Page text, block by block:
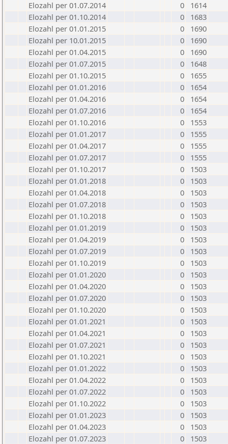
Elozahl per 01.07.2014
0
1614
Elozahl per 01.10.2014
0
1683
Elozahl per 01.01.2015
0
1690
Elozahl per 10.01.2015
0
1690
Elozahl per 01.04.2015
0
1690
Elozahl per 01.07.2015
0
1648
Elozahl per 01.10.2015
0
1655
Elozahl per 01.01.2016
0
1654
Elozahl per 01.04.2016
0
1654
Elozahl per 01.07.2016
0
1654
Elozahl per 01.10.2016
0
1553
Elozahl per 01.01.2017
0
1555
Elozahl per 01.04.2017
0
1555
Elozahl per 01.07.2017
0
1555
Elozahl per 01.10.2017
0
1503
Elozahl per 01.01.2018
0
1503
Elozahl per 01.04.2018
0
1503
Elozahl per 01.07.2018
0
1503
Elozahl per 01.10.2018
0
1503
Elozahl per 01.01.2019
0
1503
Elozahl per 01.04.2019
0
1503
Elozahl per 01.07.2019
0
1503
Elozahl per 01.10.2019
0
1503
Elozahl per 01.01.2020
0
1503
Elozahl per 01.04.2020
0
1503
Elozahl per 01.07.2020
0
1503
Elozahl per 01.10.2020
0
1503
Elozahl per 01.01.2021
0
1503
Elozahl per 01.04.2021
0
1503
Elozahl per 01.07.2021
0
1503
Elozahl per 01.10.2021
0
1503
Elozahl per 01.01.2022
0
1503
Elozahl per 01.04.2022
0
1503
Elozahl per 01.07.2022
0
1503
Elozahl per 01.10.2022
0
1503
Elozahl per 01.01.2023
0
1503
Elozahl per 01.04.2023
0
1503
Elozahl per 01.07.2023
0
1503